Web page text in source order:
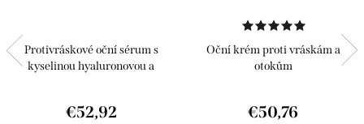
Protivráskové oční sérum s
kyselinou hyaluronovou a
€52,92
Oční krém proti vráskám a
otokům
€50,76